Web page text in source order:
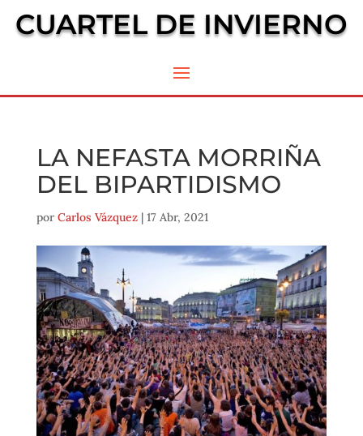
CUARTEL DE INVIERNO
LA NEFASTA MORRIÑA
DEL BIPARTIDISMO
por Carlos Vázquez| 17 Abr, 2021